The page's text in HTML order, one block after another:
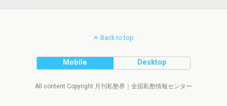
Back to top
Mobile Desktop
All content Copyright 月刊私塾界｜全国私塾情報センター